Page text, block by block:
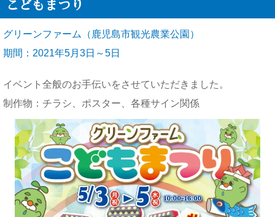
こどもまつり
グリーンファーム（鹿児島市観光農業公園）
期間：2021年5月3日～5日
イベント全般のお手伝いをさせていただきました。
制作物：チラシ、ポスター、各種サイン関係